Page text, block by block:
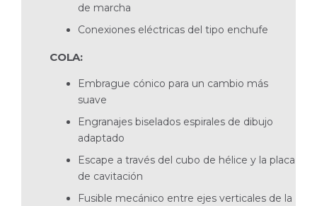
de marcha
Conexiones eléctricas del tipo enchufe
COLA:
Embrague cónico para un cambio más
suave
Engranajes biselados espirales de dibujo
adaptado
Escape a través del cubo de hélice y la placa
de cavitación
Fusible mecánico entre ejes verticales de la